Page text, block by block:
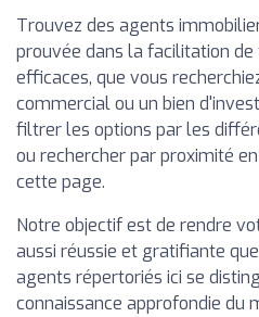
Trouvez des agents
prouvée dans la facilitation
efficaces, que vous
commercial ou un bien
filtrer les options par les
ou rechercher par proximité
cette page.
Notre objectif est de rendre
aussi réussie et gratifiante
agents répertoriés ici se
connaissance approfondie du